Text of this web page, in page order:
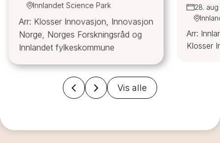
Innlandet Science Park
Arr: Klosser Innovasjon, Innovasjon
Norge, Norges Forskningsråd og
Innlandet fylkeskommune
28. aug
Arr:
Klosser
Vis alle